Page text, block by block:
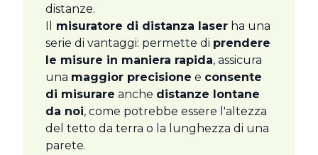
distanze.
Il
misuratore di distanza laser ha una
serie di vantaggi: permette di prendere
le misure in maniera rapida, assicura
una maggior precisione e consente
di misurare anche distanze lontane
da noi, come potrebbe essere l'altezza
del tetto da terra o la lunghezza di una
parete.